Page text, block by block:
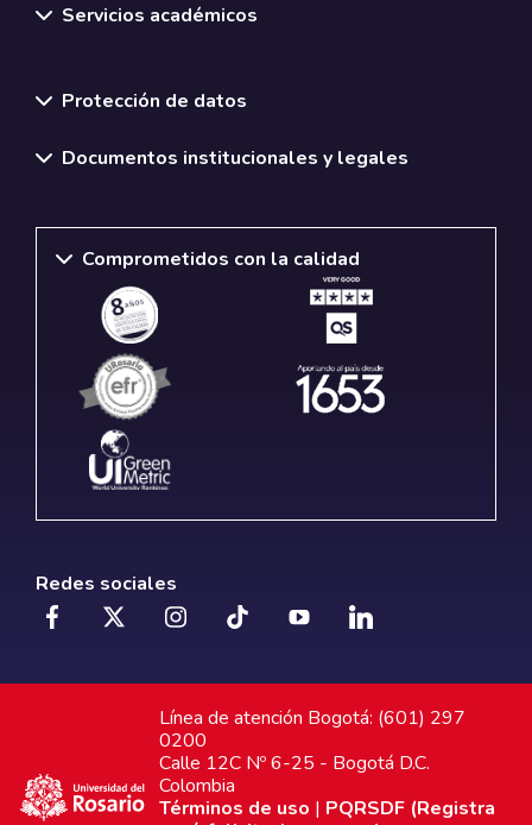
Servicios académicos
Protección de datos
Documentos institucionales y legales
Comprometidos con la calidad
Redes sociales
Línea de atención Bogotá: (601) 297
0200
Calle 12C Nº 6-25 - Bogotá D.C.
Colombia
Términos de uso | PQRSDF (Registra